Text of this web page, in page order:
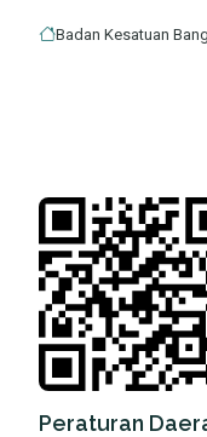
Badan Kesatuan
Peraturan